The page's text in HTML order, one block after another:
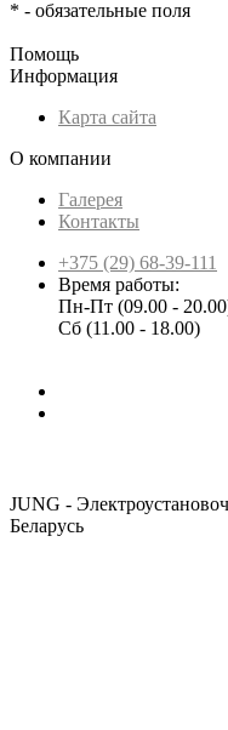
* - обязательные поля
Помощь
Информация
Карта сайта
О компании
Галерея
Контакты
+375 (29) 68-39-111
Время работы:
Пн-Пт (09.00 -
Сб (11.00 - 18.00)
JUNG -
Беларусь